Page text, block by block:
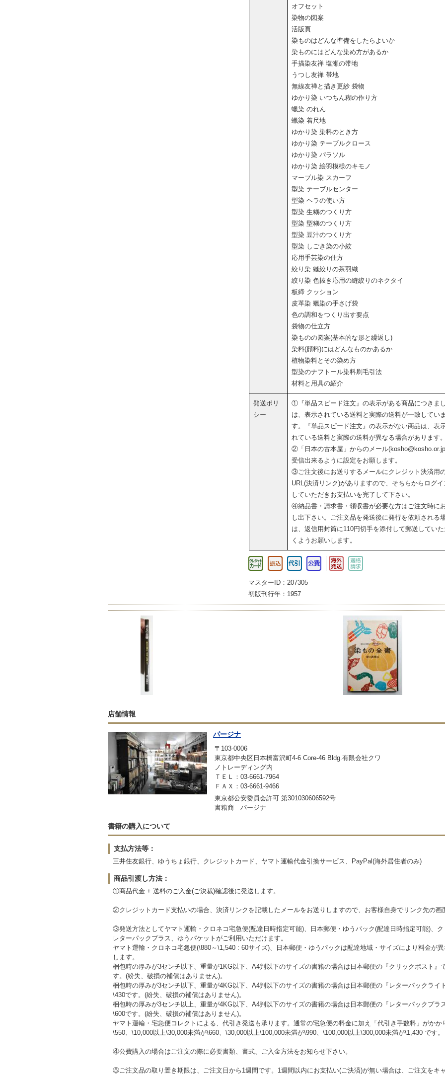
オフセット
染物の図案
活版頁
染ものはどんな準備をしたらよいか
染ものにはどんな染め方があるか
手描染友禅 塩瀬の帯地
うつし友禅 帯地
無線友禅と描き更紗 袋物
ゆかり染 いつちん糊の作り方
蠟染 のれん
蠟染 着尺地
ゆかり染 染料のとき方
ゆかり染 テーブルクロース
ゆかり染 パラソル
ゆかり染 絵羽模様のキモノ
マーブル染 スカーフ
型染 テーブルセンター
型染 ヘラの使い方
型染 生糊のつくり方
型染 型糊のつくり方
型染 豆汁のつくり方
型染 しごき染の小紋
応用手芸染の仕方
絞り染 縫絞りの茶羽織
絞り染 色抜き応用の縫絞りのネクタイ
板締 クッション
皮革染 蠟染の手さげ袋
色の調和をつくり出す要点
袋物の仕立方
染ものの図案(基本的な形と繰返し)
染料(顔料)にはどんなものかあるか
植物染料とその染め方
型染のナフトール染料刷毛引法
材料と用具の紹介
発送ポリ
シー
①『単品スピード注文』の表示がある商品につきま
は、表示されている送料と実際の送料が一致してい
す。『単品スピード注文』の表示がない商品は、表
れている送料と実際の送料が異なる場合があります
②「日本の古本屋」からのメール
受信出来るように設定をお願します。
③ご注文後にお送りするメールにクレジット決済用
URL(決済リンク)がありますので、そちらからログイ
していただきお支払いを完了して下さい。
④納品書・請求書・領収書が必要な方はご注文時に
し出下さい。ご注文品を発送後に発行を依頼される
は、返信用封筒に110円切手を添付して郵送してい
くようお願いします。
マスターID：207305
初版刊行年：1957
店舗情報
パージナ
〒103-0006
東京都中央区日本橋富沢町4-6 Core-46 Bldg.有限会社クワ
ノトレーディング内
ＴＥＬ：03-6661-7964
ＦＡＸ：03-6661-9466
東京都公安委員会許可 第301030606592号
書籍商 パージナ
書籍の購入について
支払方法等：
三井住友銀行、ゆうちょ銀行、クレジットカード、ヤマト運輸代金引換サービス、PayPal(海外居住者のみ)
商品引渡し方法：
①商品代金 + 送料のご入金(ご決裁)確認後に発送します。
②クレジットカード支払いの場合、決済リンクを記載したメールをお送りしますので、お客様自身でリンク先の画
③発送方法としてヤマト運輸・クロネコ宅急便(配達日時指定可能)、日本郵便・ゆうパック(配達日時指定可能)、
レターパックプラス、ゆうパケットがご利用いただけます。
ヤマト運輸・クロネコ宅急便(\880～\1,540 : 60サイズ)、日本郵便・ゆうパックは配達地域・サイズにより料金が
します。
梱包時の厚みが3センチ以下、重量が1KG以下、A4判以下のサイズの書籍の場合は日本郵便の『クリックポスト』
す。(紛失、破損の補償はありません)。
梱包時の厚みが3センチ以下、重量が4KG以下、A4判以下のサイズの書籍の場合は日本郵便の『レターパックライ
\430です。(紛失、破損の補償はありません)。
梱包時の厚みが3センチ以上、重量が4KG以下、A4判以下のサイズの書籍の場合は日本郵便の『レターパックプラ
\600です。(紛失、破損の補償はありません)。
ヤマト運輸・宅急便コレクトによる、代引き発送も承ります。通常の宅急便の料金に加え「代引き手数料」がか
\550、\10,000以上\30,000未満が\660、\30,000以上\100,000未満が\990、\100,000以上\300,000未満が\1,430 です。
④公費購入の場合はご注文の際に必要書類、書式、ご入金方法をお知らせ下さい。
⑤ご注文品の取り置き期限は、ご注文日から1週間です。1週間以内にお支払い(ご決済)が無い場合は、ご注文をキ